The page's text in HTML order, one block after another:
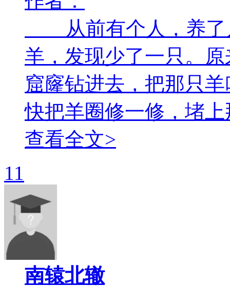
从前有个人，养了
羊，发现少了一只。
窟窿钻进去，把那只
快把羊圈修一修，堵
查看全文>
11
南辕北辙